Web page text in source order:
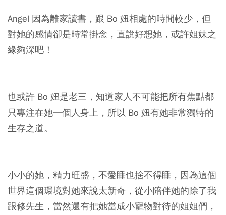
Angel 因為離家讀書，跟 Bo 妞相處的時間較少，但
對她的感情卻是時常掛念，直說好想她，或許姐妹之
緣夠深吧！
也或許 Bo 妞是老三，知道家人不可能把所有焦點都
只專注在她一個人身上，所以 Bo 妞有她非常獨特的
生存之道。
小小的她，精力旺盛，不愛睡也捨不得睡，因為這個
世界這個環境對她來說太新奇，從小陪伴她的除了我
跟修先生，當然還有把她當成小寵物對待的姐姐們，